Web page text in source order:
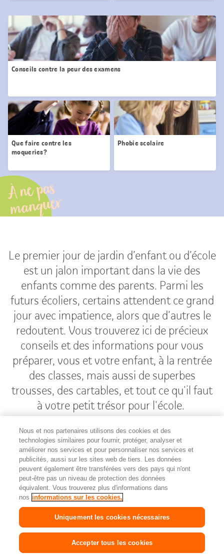
Conseils contre la peur des examens
Que faire contre les
moqueries?
Phobie scolaire
À ne pas
manquer
Le premier jour de jardin d’enfant ou d’école
est un jalon important dans la vie des
enfants comme des parents. Parmi les
futurs écoliers, certains attendent ce grand
jour avec impatience, alors que d’autres le
redoutent. Vous trouverez ici de précieux
conseils et des informations pour vous
préparer, vous et votre enfant, à la rentrée
des classes, mais aussi de superbes
trousses, des cartables, et tout ce qu'il faut
à votre petit trésor pour l'école.
Partager
Recommander maintenant
Navigation
Contact & réseaux sociaux
Recevez la newsletter
Nous et nos partenaires utilisons des cookies et des
technologies similaires pour fournir, protéger, analyser et
améliorer nos services et pour personnaliser nos services et
publicités, aussi sur les sites web de tiers. Les données
peuvent également être transférées vers des pays qui n'ont
peut-être pas un niveau de protection des données
équivalent. Vous trouverez plus d'informations dans
nos informations sur les cookies.
Uniquement les cookies nécessaires
Accepter tous les cookies